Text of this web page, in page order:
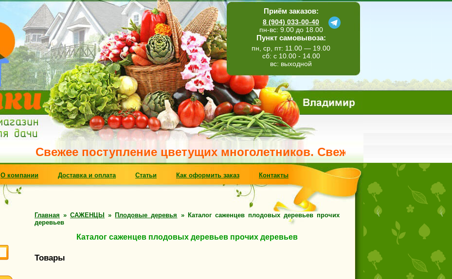
Приём заказов:
8 (904) 033-00-40
пн-вс: 9.00 до 18.00
Пункт самовывоза:
пн, ср, пт: 11.00 — 19.00
сб: с 10.00 - 14.00
вс: выходной
Свежее поступление цветущих многолетников. Свежее поступление
О компании Доставка и оплата Статьи Как оформить заказ Контакты
Главная »САЖЕНЦЫ » Плодовые деревья » Каталог саженцев плодовых деревьев прочих
деревьев
Каталог саженцев плодовых деревьев прочих деревьев
Товары